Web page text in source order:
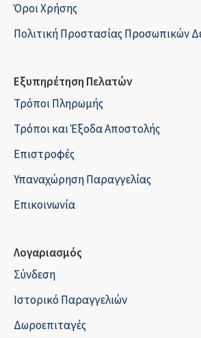
Όροι Χρήσης
Πολιτική Προστασίας Προσωπικών
Εξυπηρέτηση Πελατών
Τρόποι Πληρωμής
Τρόποι και Έξοδα Αποστολής
Επιστροφές
Υπαναχώρηση Παραγγελίας
Επικοινωνία
Λογαριασμός
Σύνδεση
Ιστορικό Παραγγελιών
Δωροεπιταγές